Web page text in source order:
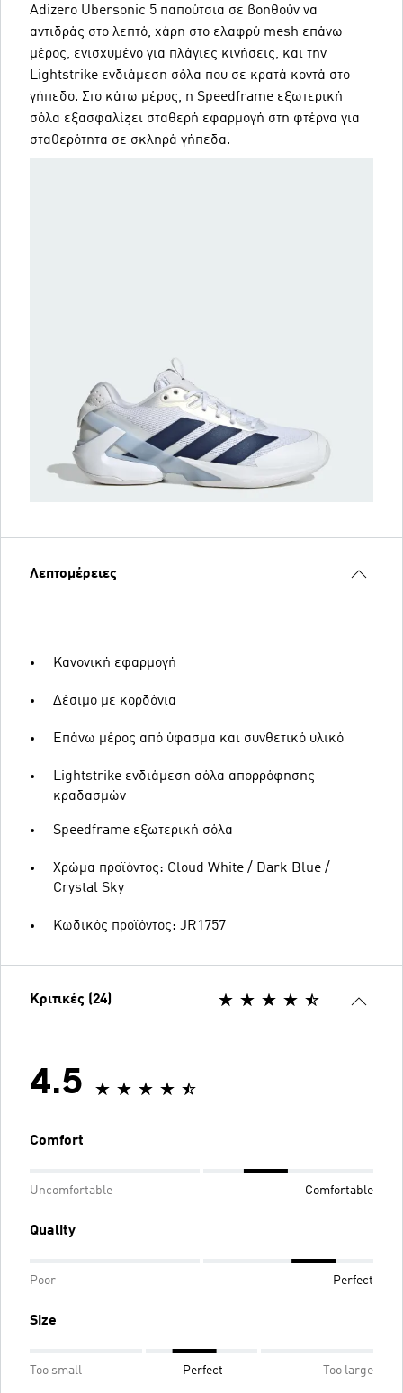
Adizero Ubersonic 5 παπούτσια σε βοηθούν να
αντιδράς στο λεπτό, χάρη στο ελαφρύ mesh επάνω
μέρος, ενισχυμένο για πλάγιες κινήσεις, και την
Lightstrike ενδιάμεση σόλα που σε κρατά κοντά στο
γήπεδο. Στο κάτω μέρος, η Speedframe εξωτερική
σόλα εξασφαλίζει σταθερή εφαρμογή στη φτέρνα για
σταθερότητα σε σκληρά γήπεδα.
Λεπτομέρειες
Κανονική εφαρμογή
Δέσιμο με κορδόνια
Επάνω μέρος από ύφασμα και συνθετικό υλικό
Lightstrike ενδιάμεση σόλα απορρόφησης
κραδασμών
Speedframe εξωτερική σόλα
Χρώμα προϊόντος: Cloud White / Dark Blue /
Crystal Sky
Κωδικός προϊόντος: JR1757
Κριτικές (24)
4.5
Comfort
Uncomfortable Comfortable
Quality
Poor Perfect
Size
Too small Perfect Too large